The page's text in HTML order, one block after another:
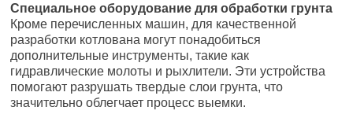
Специальное оборудование для обработки грунта
Кроме перечисленных машин, для качественной
разработки котлована могут понадобиться
дополнительные инструменты, такие как
гидравлические молоты и рыхлители. Эти устройства
помогают разрушать твердые слои грунта, что
значительно облегчает процесс выемки.